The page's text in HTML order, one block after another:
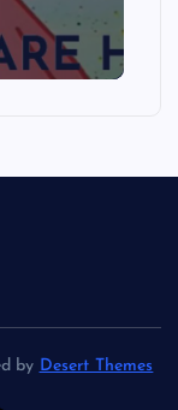
by Desert Themes